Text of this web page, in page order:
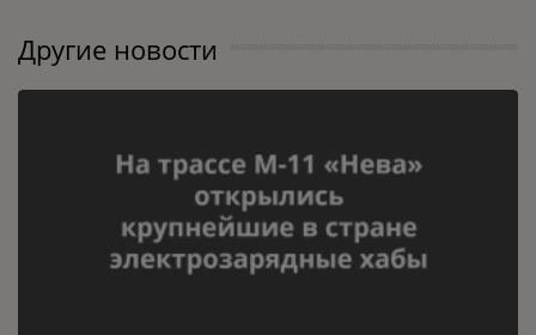
Другие новости